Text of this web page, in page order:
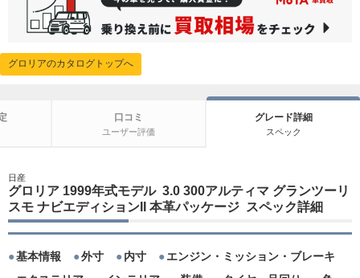
グロリアのカタログトップへ
口コミ
ユーザー評価
グレード詳細
スペック
日産
グロリア 1999年式モデル 3.0 300アルティマ グランツーリ
スモ ナビエディションII 本革パッケージ スペック詳細
基本情報 外寸 内寸
エンジン・ミッション・ブレーキ